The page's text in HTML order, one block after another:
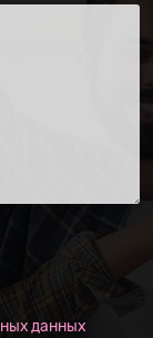
данных